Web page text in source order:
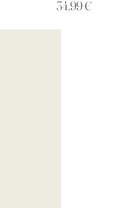
Prix
34,99 €